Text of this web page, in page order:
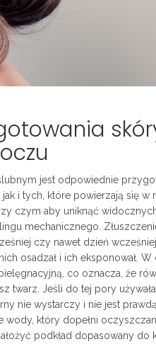
jest odpowiednie
i tych, które powierzają się w
czym aby uniknąć
mechanicznego.
czy nawet dzień
osadzał i ich eksponował. W
co oznacza, że
twarz. Jeśli do tej pory
nie wystarczy i nie jest
który dopełni
podkład dopasowany do